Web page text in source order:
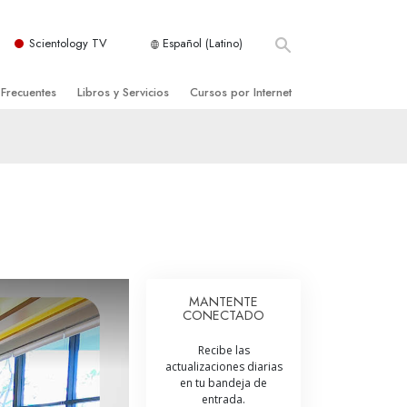
Scientology TV Español (Latino)
Libros y Servicios
Iniciales
Cursos por Internet
Ayudas para Enfermedades y Lesiones
La Integridad y la Honestidad
El Matrimonio
La Escala Tonal Emocional
MANTENTE
CONECTADO
Recibe las
actualizaciones diarias
en tu bandeja de
entrada.